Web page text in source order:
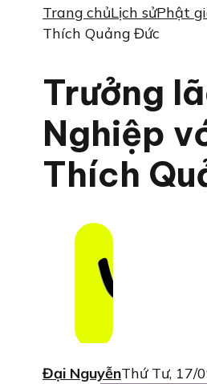
Trang chủLịch sửPhật
Thích Quảng Đức
Trưởng
Nghiệp
Thích
Đại NguyễnThứ Tư, 17/